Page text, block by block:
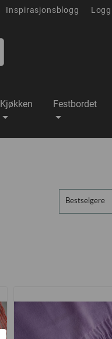
Inspirasjonsblogg
Kjøkken Festbordet
Bestselgere